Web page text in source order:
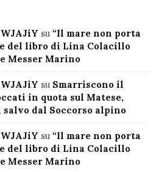
su “Il mare non porta
del libro di Lina Colacillo
Messer Marino
su Smarriscono il
in quota sul Matese,
dal Soccorso alpino
su “Il mare non porta
del libro di Lina Colacillo
Messer Marino